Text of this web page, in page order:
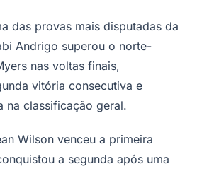
das provas mais disputadas da
Andrigo superou o norte-
nas voltas finais,
vitória consecutiva e
na classificação geral.
Wilson venceu a primeira
a segunda após uma